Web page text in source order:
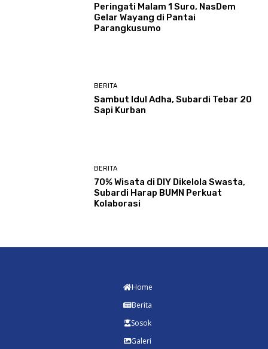
Peringati Malam 1 Suro, NasDem
Gelar Wayang di Pantai
Parangkusumo
BERITA
Sambut Idul Adha, Subardi Tebar 20
Sapi Kurban
BERITA
70% Wisata di DIY Dikelola Swasta,
Subardi Harap BUMN Perkuat
Kolaborasi
Home
Berita
Sosok
Galeri